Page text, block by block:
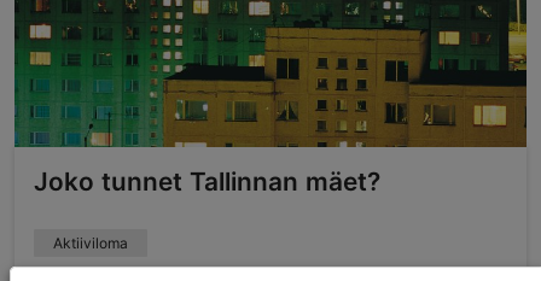
Joko tunnet Tallinnan mäet?
Aktiiviloma